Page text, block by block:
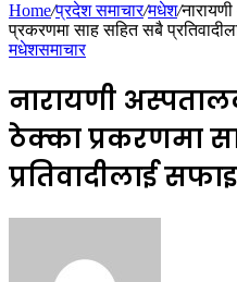
Home/प्रदेश समाचार/मधेश/
प्रकरणमा साह सहित सबै
मधेशसमाचार
नारायणी
ठेक्का प्रकरणमा
प्रतिवादीलाई सफाइ